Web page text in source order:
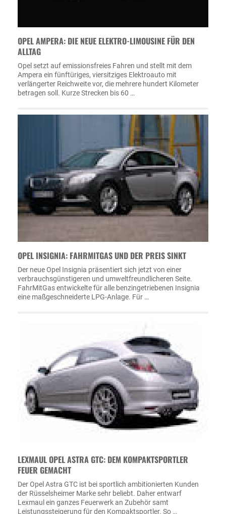
OPEL AMPERA: DIE NEUE ELEKTRO-LIMOUSINE FÜR DEN
ALLTAG
Opel setzt auf emissionsfreies Fahren und stellt mit dem
Ampera ein fünftüriges, viersitziges Elektroauto mit
verlängerter Reichweite vor, die mehrere hundert Kilometer
betragen soll. Kurze Strecken bis 60 …
OPEL INSIGNIA: FAHRMITGAS UND DER PREIS SINKT
Der neue Opel Insignia präsentiert sich jetzt von einer
verbrauchsgünstigeren und umweltfreundlicheren Seite.
FahrMitGas entwickelte für alle benzingetriebenen Insignia
eine maßgeschneiderte LPG-Anlage. Für …
LEXMAUL OPEL ASTRA GTC: DEM KOMPAKTSPORTLER
FEUER GEMACHT
Der Opel Astra GTC ist bei sportlich ambitionierten Kunden
der Rüsselsheimer Marke sehr beliebt. Daher entwarf
Lexmaul ein ganzes Feuerwerk an Zubehör samt
Leistungssteigerung für den Kompaktsportler. So …